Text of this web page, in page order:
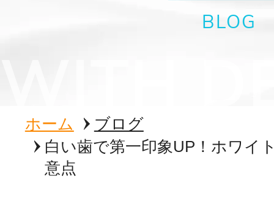
BLOG
ホーム
ブログ
白い歯で第一印象UP！ホワイ
意点